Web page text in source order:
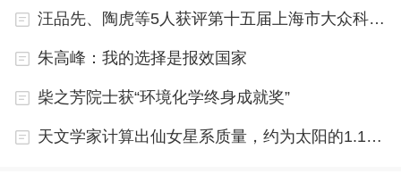
汪品先、陶虎等5人获评第十五届上海市大众科学传播杰出人物
朱高峰：我的选择是报效国家
柴之芳院士获“环境化学终身成就奖”
天文学家计算出仙女星系质量，约为太阳的1.14万亿倍